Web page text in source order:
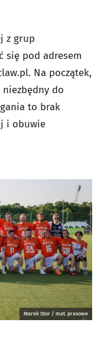
z grup
się pod adresem
Na początek,
do
to brak
i obuwie
Marek Stor / mat. prasowe